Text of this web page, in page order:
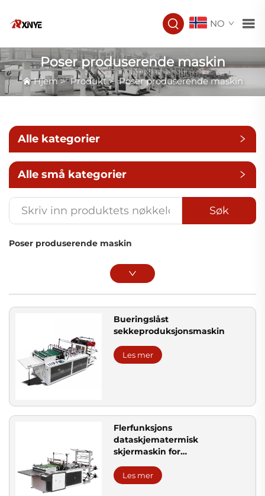
NO
Poser produserende maskin
Hjem>Produkt>Poser produserende maskin
Alle kategorier
Alle små kategorier
Søk
Poser produserende maskin
Bueringslåst
sekkeproduksjonsmaskin
Les mer
Flerfunksjons
dataskjematermisk
skjermaskin for
Les mer